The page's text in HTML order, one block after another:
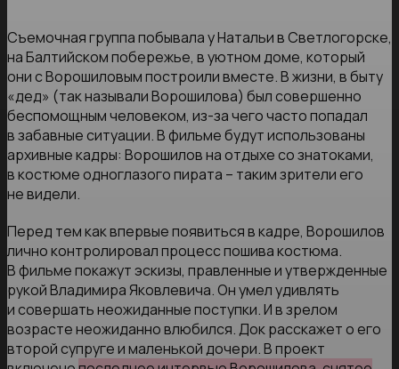
Съемочная группа побывала у Натальи в Светлогорске,
на Балтийском побережье, в уютном доме, который
они с Ворошиловым построили вместе. В жизни, в быту
«дед» (так называли Ворошилова) был совершенно
беспомощным человеком, из-за чего часто попадал
в забавные ситуации. В фильме будут использованы
архивные кадры: Ворошилов на отдыхе со знатоками,
в костюме одноглазого пирата – таким зрители его
не видели.
Перед тем как впервые появиться в кадре, Ворошилов
лично контролировал процесс пошива костюма.
В фильме покажут эскизы, правленные и утвержденные
рукой Владимира Яковлевича. Он умел удивлять
и совершать неожиданные поступки. И в зрелом
возрасте неожиданно влюбился. Док расскажет о его
второй супруге и маленькой дочери. В проект